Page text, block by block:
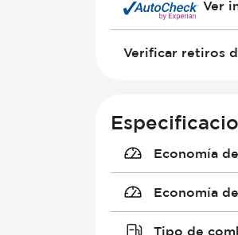
Ver
Verificar retiros
Economía
Economía
Tipo de